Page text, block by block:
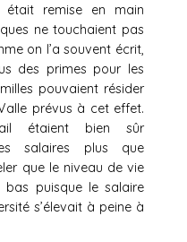
était remise en main
ne touchaient pas
on l’a souvent écrit,
des primes pour les
pouvaient résider
prévus à cet effet.
étaient bien sûr
salaires plus que
que le niveau de vie
puisque le salaire
s’élevait à peine à